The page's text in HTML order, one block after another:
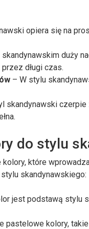
opiera się na
duży
długi czas.
– W stylu
skandynawski czerpie
do stylu
które
skandynawskiego:
jest podstawą stylu
pastelowe kolory,